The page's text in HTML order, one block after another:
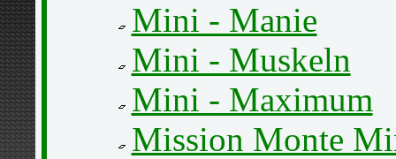
Mini - Manie
Mini - Muskeln
Mini - Maximum
Mission Monte